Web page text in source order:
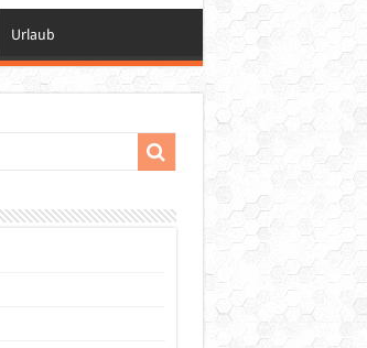
Urlaub